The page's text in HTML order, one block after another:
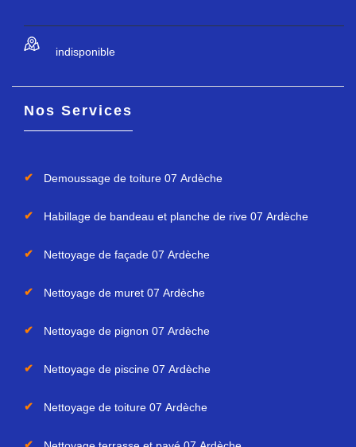
indisponible
Nos Services
Demoussage de toiture 07 Ardèche
Habillage de bandeau et planche de rive 07 Ardèche
Nettoyage de façade 07 Ardèche
Nettoyage de muret 07 Ardèche
Nettoyage de pignon 07 Ardèche
Nettoyage de piscine 07 Ardèche
Nettoyage de toiture 07 Ardèche